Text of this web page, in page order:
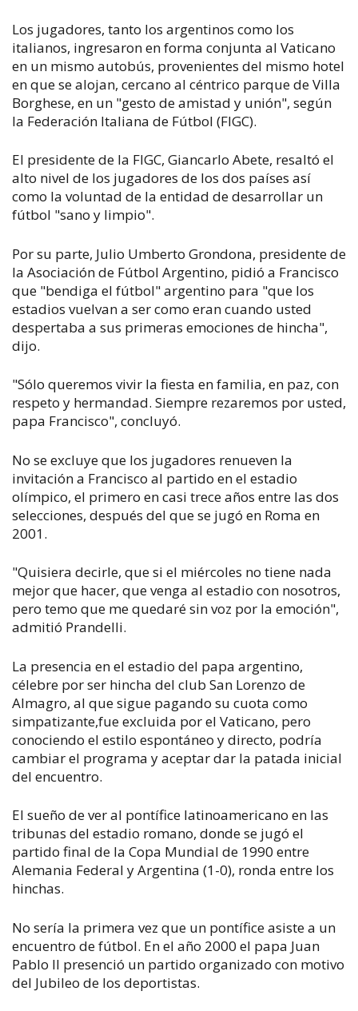
Los jugadores, tanto los argentinos como los
italianos, ingresaron en forma conjunta al Vaticano
en un mismo autobús, provenientes del mismo hotel
en que se alojan, cercano al céntrico parque de Villa
Borghese, en un "gesto de amistad y unión", según
la Federación Italiana de Fútbol (FIGC).
El presidente de la FIGC, Giancarlo Abete, resaltó el
alto nivel de los jugadores de los dos países así
como la voluntad de la entidad de desarrollar un
fútbol "sano y limpio".
Por su parte, Julio Umberto Grondona, presidente de
la Asociación de Fútbol Argentino, pidió a Francisco
que "bendiga el fútbol" argentino para "que los
estadios vuelvan a ser como eran cuando usted
despertaba a sus primeras emociones de hincha",
dijo.
"Sólo queremos vivir la fiesta en familia, en paz, con
respeto y hermandad. Siempre rezaremos por usted,
papa Francisco", concluyó.
No se excluye que los jugadores renueven la
invitación a Francisco al partido en el estadio
olímpico, el primero en casi trece años entre las dos
selecciones, después del que se jugó en Roma en
2001.
"Quisiera decirle, que si el miércoles no tiene nada
mejor que hacer, que venga al estadio con nosotros,
pero temo que me quedaré sin voz por la emoción",
admitió Prandelli.
La presencia en el estadio del papa argentino,
célebre por ser hincha del club San Lorenzo de
Almagro, al que sigue pagando su cuota como
simpatizante,fue excluida por el Vaticano, pero
conociendo el estilo espontáneo y directo, podría
cambiar el programa y aceptar dar la patada inicial
del encuentro.
El sueño de ver al pontífice latinoamericano en las
tribunas del estadio romano, donde se jugó el
partido final de la Copa Mundial de 1990 entre
Alemania Federal y Argentina (1-0), ronda entre los
hinchas.
No sería la primera vez que un pontífice asiste a un
encuentro de fútbol. En el año 2000 el papa Juan
Pablo II presenció un partido organizado con motivo
del Jubileo de los deportistas.